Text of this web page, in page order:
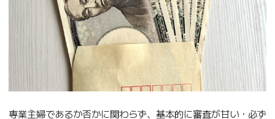
専業主婦であるか否かに関わらず、基本的に審査が甘い・必ず